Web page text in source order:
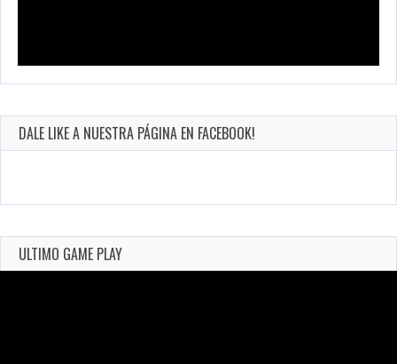
DALE LIKE A NUESTRA PÁGINA EN FACEBOOK!
ULTIMO GAME PLAY